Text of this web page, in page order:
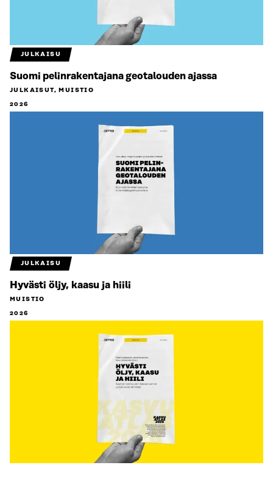
JULKAISU
Suomi pelinrakentajana geotalouden ajassa
JULKAISUT, MUISTIO
2026
JULKAISU
Hyvästi öljy, kaasu ja hiili
MUISTIO
2026